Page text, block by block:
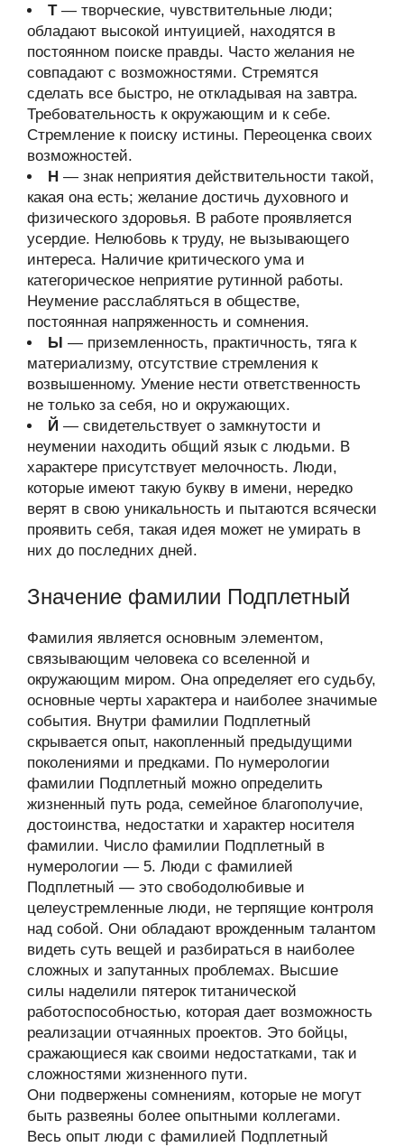
Т— творческие, чувствительные люди;
обладают высокой интуицией, находятся в
постоянном поиске правды. Часто желания не
совпадают с возможностями. Стремятся
сделать все быстро, не откладывая на завтра.
Требовательность к окружающим и к себе.
Стремление к поиску истины. Переоценка своих
возможностей.
Н — знак неприятия действительности такой,
какая она есть; желание достичь духовного и
физического здоровья. В работе проявляется
усердие. Нелюбовь к труду, не вызывающего
интереса. Наличие критического ума и
категорическое неприятие рутинной работы.
Неумение расслабляться в обществе,
постоянная напряженность и сомнения.
Ы — приземленность, практичность, тяга к
материализму, отсутствие стремления к
возвышенному. Умение нести ответственность
не только за себя, но и окружающих.
Й — свидетельствует о замкнутости и
неумении находить общий язык с людьми. В
характере присутствует мелочность. Люди,
которые имеют такую букву в имени, нередко
верят в свою уникальность и пытаются всячески
проявить себя, такая идея может не умирать в
них до последних дней.
Значение фамилии Подплетный
Фамилия является основным элементом,
связывающим человека со вселенной и
окружающим миром. Она определяет его судьбу,
основные черты характера и наиболее значимые
события. Внутри фамилии Подплетный
скрывается опыт, накопленный предыдущими
поколениями и предками. По нумерологии
фамилии Подплетный можно определить
жизненный путь рода, семейное благополучие,
достоинства, недостатки и характер носителя
фамилии. Число фамилии Подплетный в
нумерологии — 5. Люди с фамилией
Подплетный — это свободолюбивые и
целеустремленные люди, не терпящие контроля
над собой. Они обладают врожденным талантом
видеть суть вещей и разбираться в наиболее
сложных и запутанных проблемах. Высшие
силы наделили пятерок титанической
работоспособностью, которая дает возможность
реализации отчаянных проектов. Это бойцы,
сражающиеся как своими недостатками, так и
сложностями жизненного пути.
Они подвержены сомнениям, которые не могут
быть развеяны более опытными коллегами.
Весь опыт люди с фамилией Подплетный